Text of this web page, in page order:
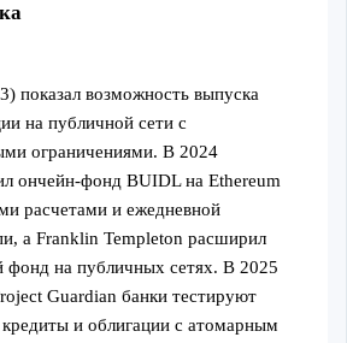
показал возможность выпуска
на публичной сети с
ограничениями. В 2024
ончейн-фонд BUIDL на Ethereum
расчетами и ежедневной
а Franklin Templeton расширил
фонд на публичных сетях. В 2025
Guardian банки тестируют
и облигации с атомарным